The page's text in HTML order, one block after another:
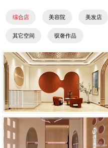
综合店 美容院 美发店
其它空间 驭奢作品